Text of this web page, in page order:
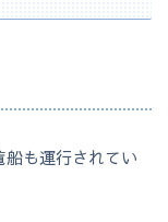
も運行されてい